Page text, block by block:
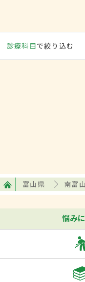
診療科目で絞り込む
富山県 南富
悩み